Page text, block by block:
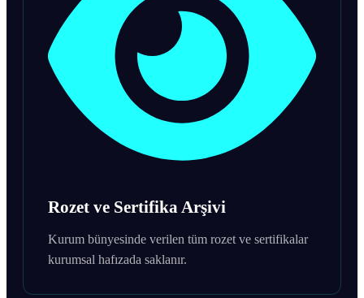
Rozet ve Sertifika Arşivi
Kurum bünyesinde verilen tüm rozet ve sertifikalar
kurumsal hafızada saklanır.